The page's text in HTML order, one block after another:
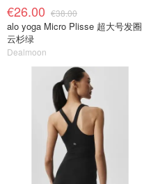
€26.00 €38.00
alo yoga Micro Plisse 超大号发圈
云杉绿
Dealmoon